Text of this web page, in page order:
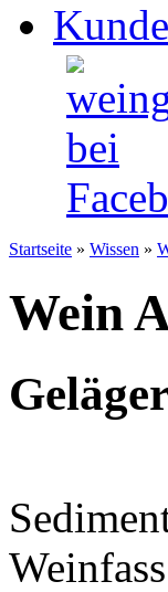
Kunde
Startseite » Wissen »
Wein